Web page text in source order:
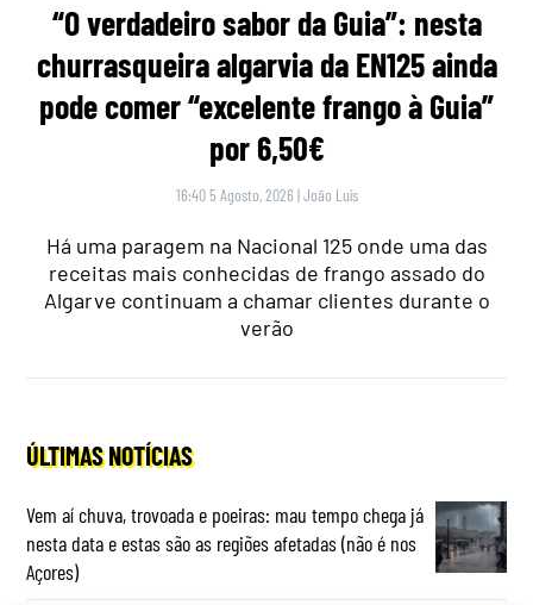
“O verdadeiro sabor da Guia”: nesta
churrasqueira algarvia da EN125 ainda
pode comer “excelente frango à Guia”
por 6,50€
16:40 5 Agosto, 2026 |João Luís
Há uma paragem na Nacional 125 onde uma das
receitas mais conhecidas de frango assado do
Algarve continuam a chamar clientes durante o
verão
ÚLTIMAS NOTÍCIAS
Vem aí chuva, trovoada e poeiras: mau tempo chega já
nesta data e estas são as regiões afetadas (não é nos
Açores)